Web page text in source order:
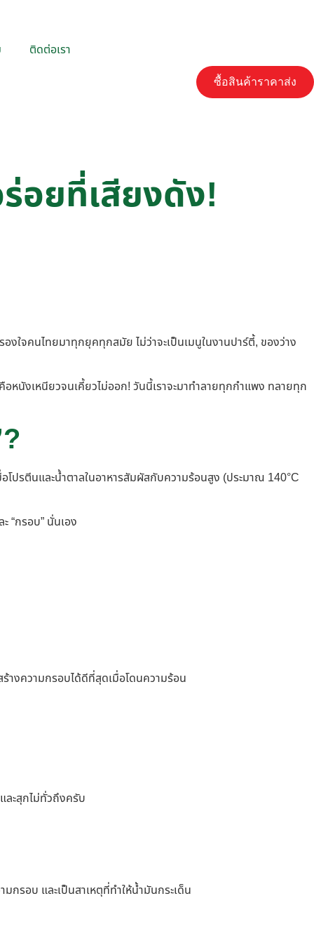
ติดต่อเรา
ซื้อสินค้าราคาส่ง
อยที่เสียงดัง!
งใจคนไทยมาทุกยุคทุกสมัย ไม่ว่าจะเป็นเมนูในงานปาร์ตี้, ของว่าง
นังเหนียวจนเคี้ยวไม่ออก! วันนี้เราจะมาทำลายทุกกำแพง ทลายทุก
ปรตีนและน้ำตาลในอาหารสัมผัสกับความร้อนสูง (ประมาณ 140°C
“กรอบ” นั่นเอง
างความกรอบได้ดีที่สุดเมื่อโดนความร้อน
ละสุกไม่ทั่วถึงครับ
รอบ และเป็นสาเหตุที่ทำให้น้ำมันกระเด็น